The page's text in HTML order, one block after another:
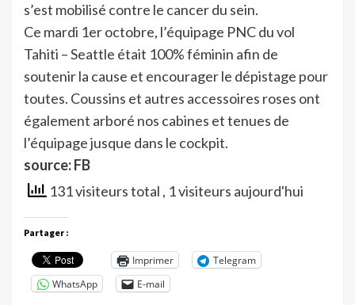
s’est mobilisé contre le cancer du sein.
Ce mardi 1er octobre, l’équipage PNC du vol
Tahiti – Seattle était 100% féminin afin de
soutenir la cause et encourager le dépistage pour
toutes. Coussins et autres accessoires roses ont
également arboré nos cabines et tenues de
l’équipage jusque dans le cockpit.
source: FB
131 visiteurs total , 1 visiteurs aujourd'hui
Partager :
Imprimer
Telegram
WhatsApp
E-mail